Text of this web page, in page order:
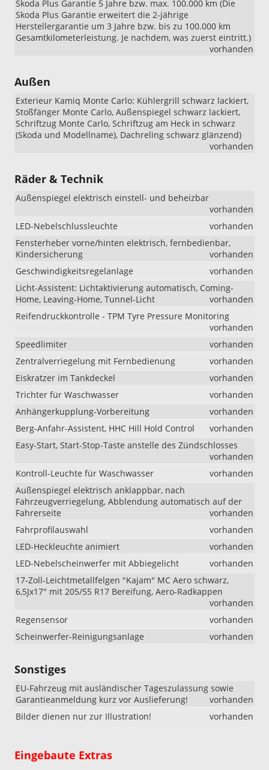
Skoda Plus Garantie 5 Jahre bzw. max. 100.000 km (Die
Skoda Plus Garantie erweitert die 2-jährige
Herstellergarantie um 3 Jahre bzw. bis zu 100.000 km
Gesamtkilometerleistung. Je nachdem, was zuerst eintritt.)
vorhanden
Außen
Exterieur Kamiq Monte Carlo: Kühlergrill schwarz lackiert,
Stoßfänger Monte Carlo, Außenspiegel schwarz lackiert,
Schriftzug Monte Carlo, Schriftzug am Heck in schwarz
(Skoda und Modellname), Dachreling schwarz glänzend)
vorhanden
Räder & Technik
Außenspiegel elektrisch einstell- und beheizbar
vorhanden
LED-Nebelschlussleuchte
vorhanden
Fensterheber vorne/hinten elektrisch, fernbedienbar,
Kindersicherung
vorhanden
Geschwindigkeitsregelanlage
vorhanden
Licht-Assistent: Lichtaktivierung automatisch, Coming-
Home, Leaving-Home, Tunnel-Licht
vorhanden
Reifendruckkontrolle - TPM Tyre Pressure Monitoring
vorhanden
Speedlimiter
vorhanden
Zentralverriegelung mit Fernbedienung
vorhanden
Eiskratzer im Tankdeckel
vorhanden
Trichter für Waschwasser
vorhanden
Anhängerkupplung-Vorbereitung
vorhanden
Berg-Anfahr-Assistent, HHC Hill Hold Control
vorhanden
Easy-Start, Start-Stop-Taste anstelle des Zündschlosses
vorhanden
Kontroll-Leuchte für Waschwasser
vorhanden
Außenspiegel elektrisch anklappbar, nach
Fahrzeugverriegelung, Abblendung automatisch auf der
Fahrerseite
vorhanden
Fahrprofilauswahl
vorhanden
LED-Heckleuchte animiert
vorhanden
LED-Nebelscheinwerfer mit Abbiegelicht
vorhanden
17-Zoll-Leichtmetallfelgen "Kajam" MC Aero schwarz,
6,5Jx17" mit 205/55 R17 Bereifung, Aero-Radkappen
vorhanden
Regensensor
vorhanden
Scheinwerfer-Reinigungsanlage
vorhanden
Sonstiges
EU-Fahrzeug mit ausländischer Tageszulassung sowie
Garantieanmeldung kurz vor Auslieferung!
vorhanden
Bilder dienen nur zur Illustration!
vorhanden
Eingebaute Extras